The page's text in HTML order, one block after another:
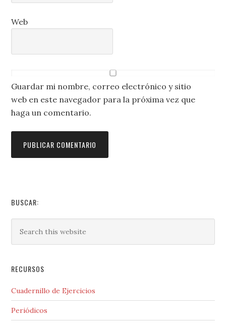
Web
Guardar mi nombre, correo electrónico y sitio
web en este navegador para la próxima vez que
haga un comentario.
BUSCAR:
RECURSOS
Cuadernillo de Ejercicios
Periódicos